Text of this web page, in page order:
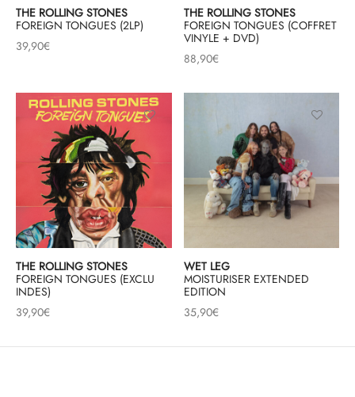
THE ROLLING STONES
FOREIGN TONGUES (2LP)
39,90€
THE ROLLING STONES
FOREIGN TONGUES (COFFRET
VINYLE + DVD)
88,90€
THE ROLLING STONES
FOREIGN TONGUES (EXCLU
INDES)
39,90€
WET LEG
MOISTURISER EXTENDED
EDITION
35,90€